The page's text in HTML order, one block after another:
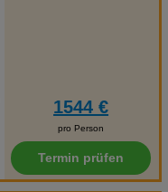
1544 €
pro Person
Termin prüfen